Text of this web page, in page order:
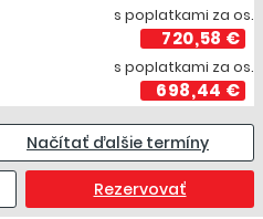
s poplatkami za os.
720,58 €
s poplatkami za os.
698,44 €
Načítať ďalšie termíny
Rezervovať